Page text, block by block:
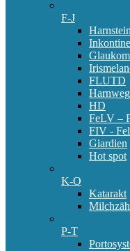
F-J
Glaukom
FLUTD
HD
FeLV –
FIV -
Giardien
Hot spot
K-O
Katarakt
P-T